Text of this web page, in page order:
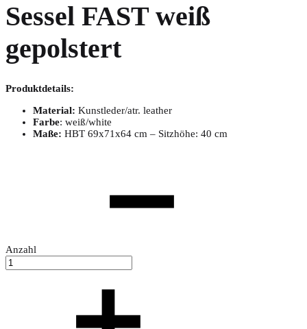
Sessel FAST weiß
gepolstert
Produktdetails:
Material: Kunstleder/atr. leather
Farbe: weiß/white
Maße: HBT 69x71x64 cm – Sitzhöhe: 40 cm
Anzahl